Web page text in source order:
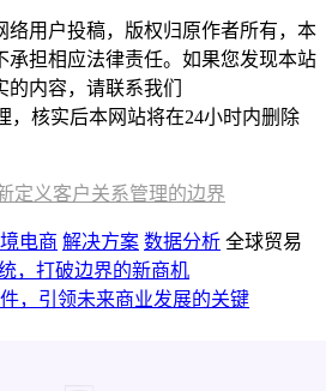
络用户投稿，版权归原作者所有，本
承担相应法律责任。如果您发现本站
内容，请联系我们
，核实后本网站将在24小时内删除
定义客户关系管理的边界
电商 解决方案 数据分析 全球贸易
，打破边界的新商机
，引领未来商业发展的关键